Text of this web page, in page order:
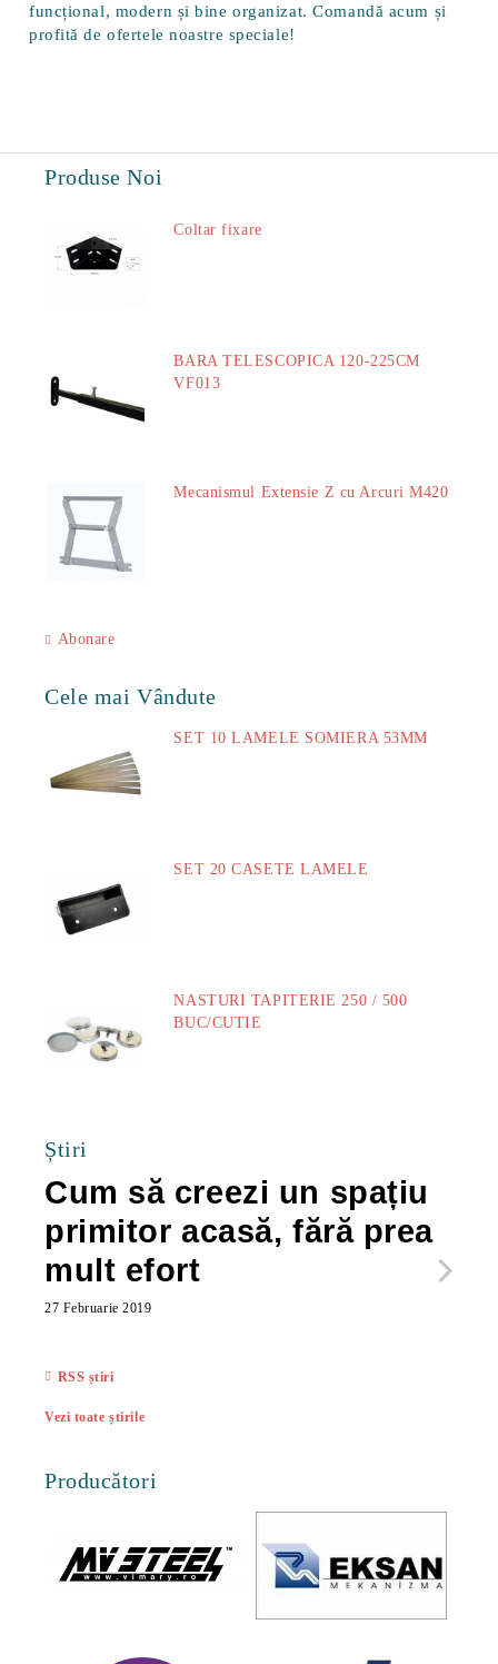
funcțional, modern și bine organizat. Comandă acum și
profită de ofertele noastre speciale!
Produse Noi
Coltar fixare
BARA TELESCOPICA 120-225CM
VF013
Mecanismul Extensie Z cu Arcuri M420
Abonare
Cele mai Vândute
SET 10 LAMELE SOMIERA 53MM
SET 20 CASETE LAMELE
NASTURI TAPITERIE 250 / 500
BUC/CUTIE
Știri
Cum să creezi un spațiu
primitor acasă, fără prea
mult efort
27 Februarie 2019
RSS știri
Vezi toate știrile
Producători